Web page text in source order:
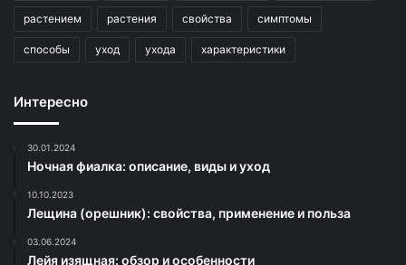
растением растения свойства симптомы
способы уход ухода характеристики
Интересно
30.01.2024
Ночная фиалка: описание, виды и уход
10.10.2023
Лещина (орешник): свойства, применение и польза
03.06.2024
Лейя изящная: обзор и особенности